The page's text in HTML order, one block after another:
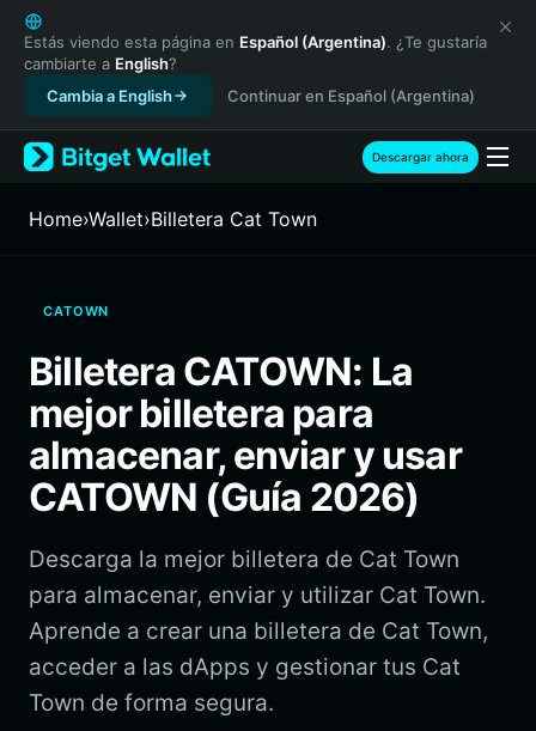
English
日本語
Tiếng Việt
Русский
Español (Latinoamérica)
Türkçe
Français
繁體中文
Bahasa Indonesia
ภาษาไทย
Español
Português (Brasil)
Estás viendo esta página en Español (Argentina). ¿Te gustaría
cambiarte a English?
Cambia a English
Continuar en Español (Argentina)
Descargar ahora
Home›Wallet›Billetera Cat Town
CATOWN
Billetera CATOWN: La
mejor billetera para
almacenar, enviar y usar
CATOWN (Guía 2026)
Descarga la mejor billetera de Cat Town
para almacenar, enviar y utilizar Cat Town.
Aprende a crear una billetera de Cat Town,
acceder a las dApps y gestionar tus Cat
Town de forma segura.